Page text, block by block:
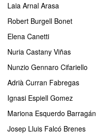
Laia Arnal Arasa
Robert Burgell Bonet
Elena Canetti
Nuria Castany Viñas
Nunzio Gennaro Cifariello
Adrià Curran Fabregas
Ignasi Espiell Gomez
Mariona Esquerdo Barragán
Josep Lluis Falcó Brenes